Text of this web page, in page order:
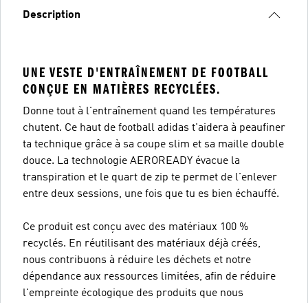
Description
UNE VESTE D'ENTRAÎNEMENT DE FOOTBALL
CONÇUE EN MATIÈRES RECYCLÉES.
Donne tout à l'entraînement quand les températures
chutent. Ce haut de football adidas t'aidera à peaufiner
ta technique grâce à sa coupe slim et sa maille double
douce. La technologie AEROREADY évacue la
transpiration et le quart de zip te permet de l'enlever
entre deux sessions, une fois que tu es bien échauffé.
Ce produit est conçu avec des matériaux 100 %
recyclés. En réutilisant des matériaux déjà créés,
nous contribuons à réduire les déchets et notre
dépendance aux ressources limitées, afin de réduire
l'empreinte écologique des produits que nous